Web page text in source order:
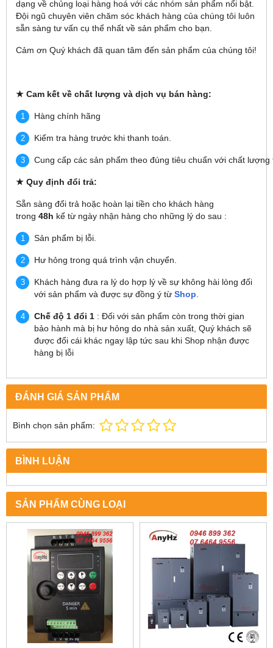
dạng về chủng loại hàng hoá với các nhóm sản phẩm nổi bật.
Đội ngũ chuyên viên chăm sóc khách hàng của chúng tôi luôn
sẵn sàng tư vấn cụ thể nhất về sản phẩm cho bạn.
Cảm ơn Quý khách đã quan tâm đến sản phẩm của chúng tôi!
★ Cam kết về chất lượng và dịch vụ bán hàng:
Hàng chính hãng
Kiểm tra hàng trước khi thanh toán.
Cung cấp các sản phẩm theo đúng tiêu chuẩn với chất lượng
★ Quy định đổi trả:
Sẵn sàng đổi trả hoặc hoàn lại tiền cho khách hàng
trong 48h kể từ ngày nhận hàng cho những lý do sau :
Sản phẩm bị lỗi.
Hư hỏng trong quá trình vận chuyển.
Khách hàng đưa ra lý do hợp lý về sự không hài lòng đối
với sản phẩm và được sự đồng ý từ Shop.
Chế độ 1 đổi 1 : Đối với sản phẩm còn trong thời gian
bảo hành mà bị hư hỏng do nhà sản xuất, Quý khách sẽ
được đổi cái khác ngay lập tức sau khi Shop nhận được
hàng bị lỗi
ĐÁNH GIÁ SẢN PHẨM
Bình chọn sản phẩm:
BÌNH LUẬN
SẢN PHẨM CÙNG LOẠI